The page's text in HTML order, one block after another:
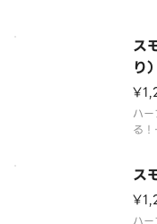
ス
り
ハ
る！
ス